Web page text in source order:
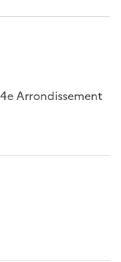
4e Arrondissement